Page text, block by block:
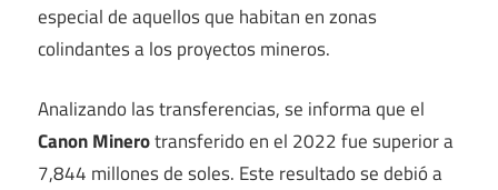
especial de aquellos que habitan en zonas
colindantes a los proyectos mineros.
Analizando las transferencias, se informa que el
Canon Minerotransferido en el 2022 fue superior a
7,844 millones de soles. Este resultado se debió a